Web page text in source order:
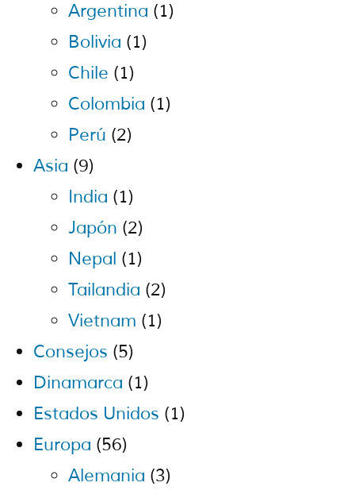
Argentina (1)
Bolivia (1)
Chile (1)
Colombia (1)
Perú (2)
Asia (9)
India (1)
Japón (2)
Nepal (1)
Tailandia (2)
Vietnam (1)
Consejos (5)
Dinamarca (1)
Estados Unidos (1)
Europa (56)
Alemania (3)